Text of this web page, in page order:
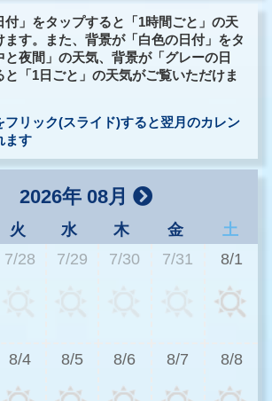
付」をタップすると「1時間ごと」の天
ます。また、背景が「白色の日付」をタ
と夜間」の天気、背景が「グレーの日
「1日ごと」の天気がご覧いただけま
フリック(スライド)すると翌月のカレン
ます
2026年 08月
火 水 木 金
土
7/28 7/29 7/30 7/31 8/1
8/4 8/5 8/6 8/7 8/8